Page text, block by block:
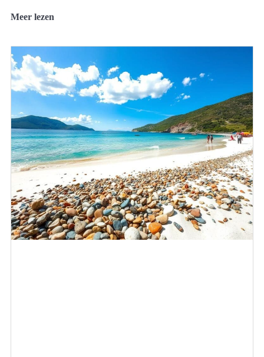
Meer lezen